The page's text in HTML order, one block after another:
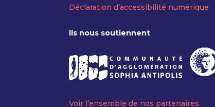
Déclaration d’accessibilité numérique
Ils nous soutiennent
Voir l’ensemble de nos partenaires